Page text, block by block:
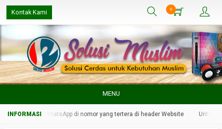
Kontak Kami 0
MENU
melalui WhatsApp di nomor yang tertera di header Website Untuk